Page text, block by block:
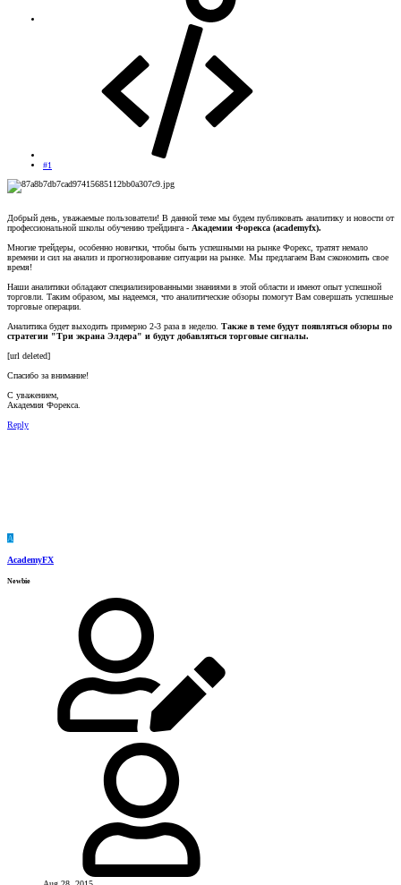
#1
Добрый день, уважаемые пользователи! В данной теме мы будем публиковать аналитику и новости от
профессиональной школы обучению трейдинга - Академии Форекса (academyfx).
Многие трейдеры, особенно новички, чтобы быть успешными на рынке Форекс, тратят немало
времени и сил на анализ и прогнозирование ситуации на рынке. Мы предлагаем Вам сэкономить свое
время!
Наши аналитики обладают специализированными знаниями в этой области и имеют опыт успешной
торговли. Таким образом, мы надеемся, что аналитические обзоры помогут Вам совершать успешные
торговые операции.
Аналитика будет выходить примерно 2-3 раза в неделю. Также в теме будут появляться обзоры по
стратегии "Три экрана Элдера" и будут добавляться торговые сигналы.
[url deleted]
Спасибо за внимание!
С уважением,
Академия Форекса.
Reply
A
AcademyFX
Newbie